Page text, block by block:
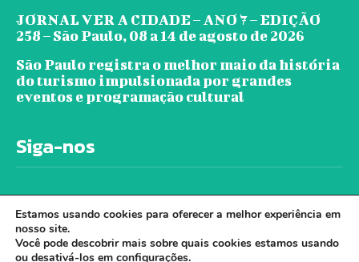
JORNAL VER A CIDADE – ANO 7 – EDIÇÃO
258 – São Paulo, 08 a 14 de agosto de 2026
São Paulo registra o melhor maio da história
do turismo impulsionada por grandes
eventos e programação cultural
Siga-nos
Estamos usando cookies para oferecer a melhor experiência em
nosso site.
Você pode descobrir mais sobre quais cookies estamos usando
ou desativá-los em configurações.